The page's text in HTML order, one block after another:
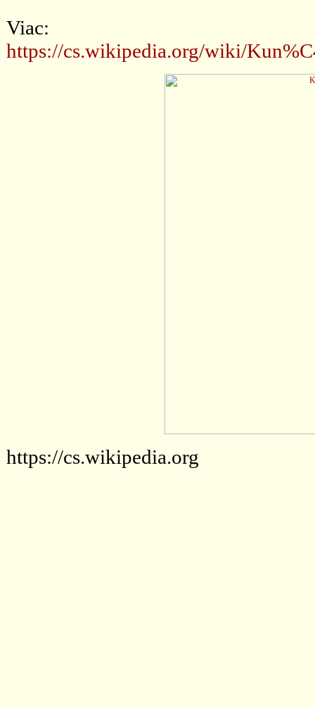
Viac:
https://cs.wikipedia.org/wiki/
https://cs.wikipedia.org